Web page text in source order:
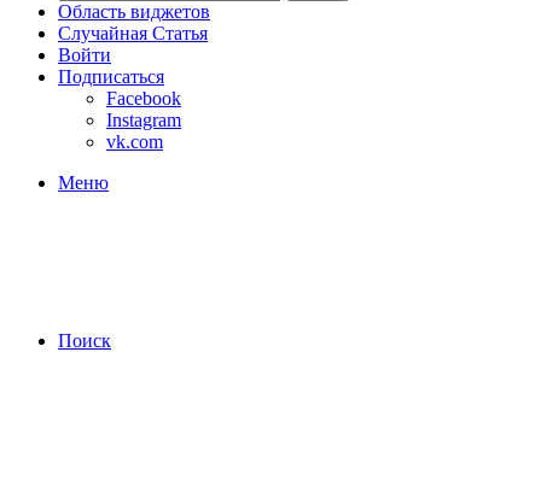
Область виджетов
Случайная Статья
Войти
Подписаться
Facebook
Instagram
vk.com
Меню
Поиск